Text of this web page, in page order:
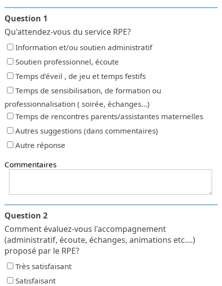
Question 1
Qu'attendez-vous du service RPE?
Information et/ou soutien administratif
Soutien professionnel, écoute
Temps d'éveil , de jeu et temps festifs
Temps de sensibilisation, de formation ou
professionnalisation ( soirée, échanges...)
Temps de rencontres parents/assistantes maternelles
Autres suggestions (dans commentaires)
Autre réponse
Commentaires
Question 2
Comment évaluez-vous l'accompagnement
(administratif, écoute, échanges, animations etc....)
proposé par le RPE?
Très satisfaisant
Satisfaisant